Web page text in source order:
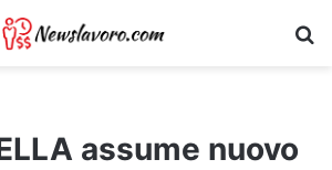
assume nuovo